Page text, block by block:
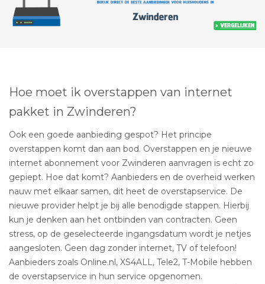
Hoe moet ik overstappen van internet
pakket in Zwinderen?
Ook een goede aanbieding gespot? Het principe
overstappen komt dan aan bod. Overstappen en je nieuwe
internet abonnement voor Zwinderen aanvragen is echt zo
gepiept. Hoe dat komt? Aanbieders en de overheid werken
nauw met elkaar samen, dit heet de overstapservice. De
nieuwe provider helpt je bij alle benodigde stappen. Hierbij
kun je denken aan het ontbinden van contracten. Geen
stress, op de geselecteerde ingangsdatum wordt je netjes
aangesloten. Geen dag zonder internet, TV of telefoon!
Aanbieders zoals Online.nl, XS4ALL, Tele2, T-Mobile hebben
de overstapservice in hun service opgenomen.